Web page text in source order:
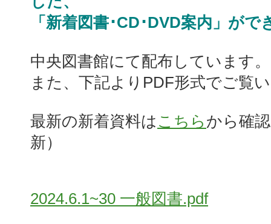
「新着図書･CD･DVD案内」がで
中央図書館にて配布しています。
また、下記よりPDF形式でご覧
最新の新着資料は こちら から確
新）
2024.6.1~30 一般図書.pdf